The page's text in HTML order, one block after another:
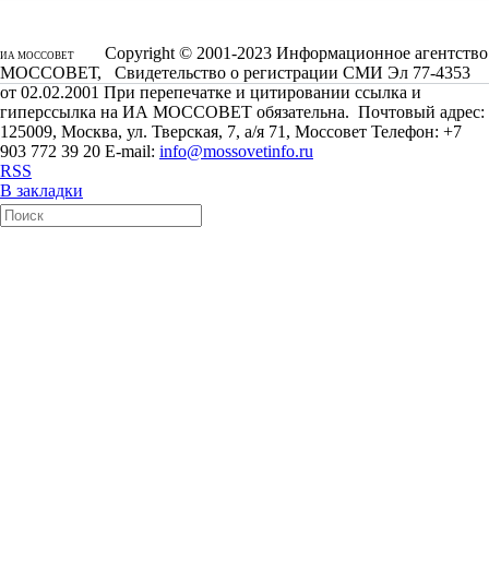
ИА МОССОВЕТ
Copyright © 2001-2023 Информационное агентство
МОССОВЕТ, Свидетельство о регистрации СМИ Эл 77-4353
от 02.02.2001 При перепечатке и цитировании ссылка и
гиперссылка на ИА МОССОВЕТ обязательна. Почтовый адрес:
125009, Москва, ул. Тверская, 7, а/я 71, Моссовет Телефон: +7
903 772 39 20 E-mail: info@mossovetinfo.ru
RSS
В закладки